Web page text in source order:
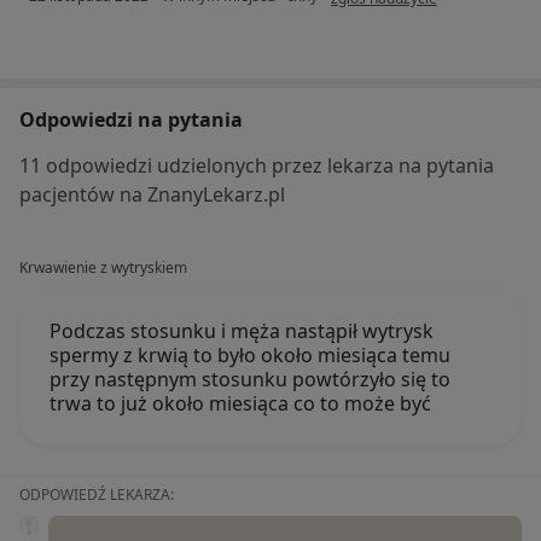
Odpowiedzi na pytania
11 odpowiedzi udzielonych przez lekarza na pytania
pacjentów na ZnanyLekarz.pl
Krwawienie z wytryskiem
Podczas stosunku i męża nastąpił wytrysk
spermy z krwią to było około miesiąca temu
przy następnym stosunku powtórzyło się to
trwa to już około miesiąca co to może być
ODPOWIEDŹ LEKARZA: